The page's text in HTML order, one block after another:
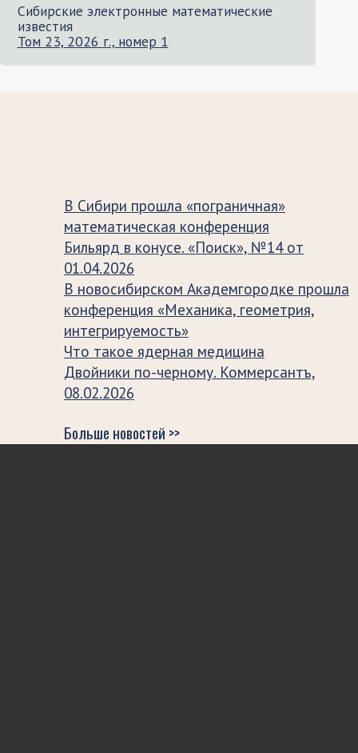
Сибирские электронные математические
известия
Том 23, 2026 г., номер 1
В Сибири прошла «пограничная»
математическая конференция
Бильярд в конусе. «Поиск», №14 от
01.04.2026
В новосибирском Академгородке прошла
конференция «Механика, геометрия,
интегрируемость»
Что такое ядерная медицина
Двойники по-черному. Коммерсантъ,
08.02.2026
Больше новостей >>